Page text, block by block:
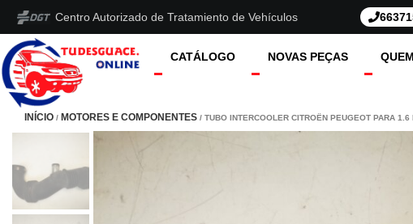
Centro Autorizado de Tratamiento de Vehículos
CATÁLOGO NOVAS PEÇAS
INÍCIO / MOTORES E COMPONENTES / TUBO INTERCOOLER CITROËN PEUGEOT PARA 1.6